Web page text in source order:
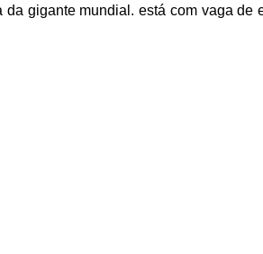
gigante mundial. está com vaga de